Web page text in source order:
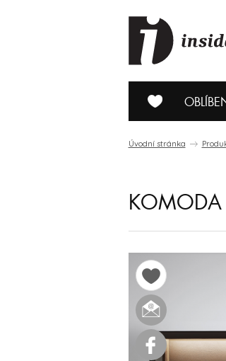
Úvodní stránka
KOMODA